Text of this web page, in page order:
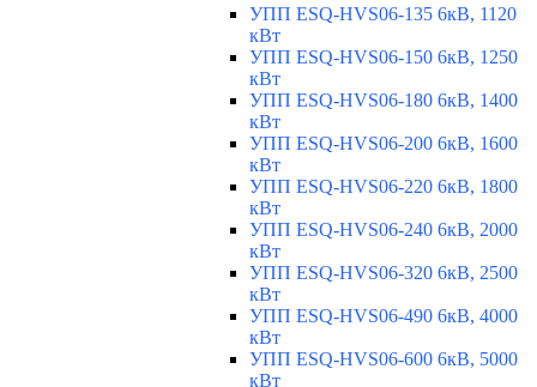
УПП ESQ-HVS06-135 6кВ, 1120
кВт
УПП ESQ-HVS06-150 6кВ, 1250
кВт
УПП ESQ-HVS06-180 6кВ, 1400
кВт
УПП ESQ-HVS06-200 6кВ, 1600
кВт
УПП ESQ-HVS06-220 6кВ, 1800
кВт
УПП ESQ-HVS06-240 6кВ, 2000
кВт
УПП ESQ-HVS06-320 6кВ, 2500
кВт
УПП ESQ-HVS06-490 6кВ, 4000
кВт
УПП ESQ-HVS06-600 6кВ, 5000
кВт